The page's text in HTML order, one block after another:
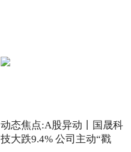
动态焦点:A股异动丨国晟科
技大跌9.4% 公司主动“戳